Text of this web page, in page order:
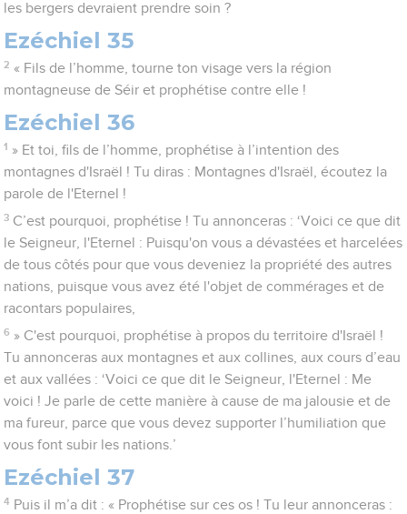
les bergers devraient prendre soin ?
Ezéchiel 35
2 « Fils de l’homme, tourne ton visage vers la région
montagneuse de Séir et prophétise contre elle !
Ezéchiel 36
1 » Et toi, fils de l’homme, prophétise à l’intention des
montagnes d'Israël ! Tu diras : Montagnes d'Israël, écoutez la
parole de l'Eternel !
3 C’est pourquoi, prophétise ! Tu annonceras : ‘Voici ce que dit
le Seigneur, l'Eternel : Puisqu'on vous a dévastées et harcelées
de tous côtés pour que vous deveniez la propriété des autres
nations, puisque vous avez été l'objet de commérages et de
racontars populaires,
6 » C'est pourquoi, prophétise à propos du territoire d'Israël !
Tu annonceras aux montagnes et aux collines, aux cours d’eau
et aux vallées : ‘Voici ce que dit le Seigneur, l'Eternel : Me
voici ! Je parle de cette manière à cause de ma jalousie et de
ma fureur, parce que vous devez supporter l’humiliation que
vous font subir les nations.’
Ezéchiel 37
4 Puis il m’a dit : « Prophétise sur ces os ! Tu leur annonceras :